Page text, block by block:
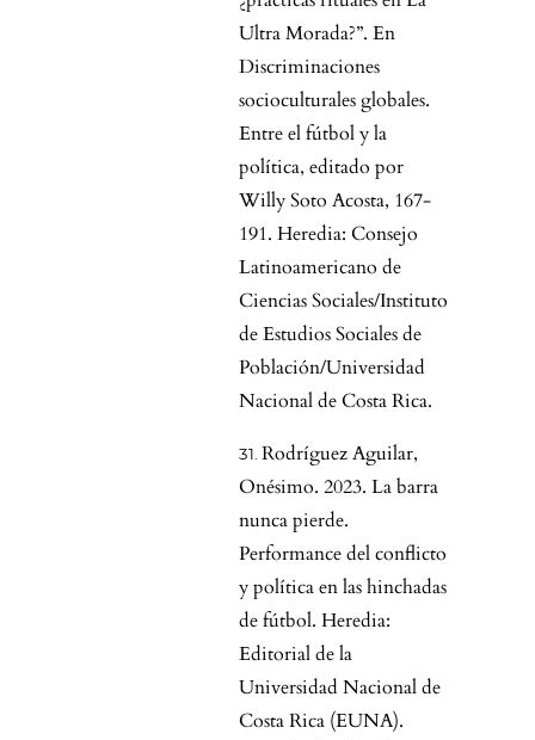
Ultra Morada?”. En
Discriminaciones
socioculturales globales.
Entre el fútbol y la
política, editado por
Willy Soto Acosta, 167-
191. Heredia: Consejo
Latinoamericano de
Ciencias Sociales/Instituto
de Estudios Sociales de
Población/Universidad
Nacional de Costa Rica.
Rodríguez Aguilar,
Onésimo. 2023. La barra
nunca pierde.
Performance del conflicto
y política en las hinchadas
de fútbol. Heredia:
Editorial de la
Universidad Nacional de
Costa Rica (EUNA).